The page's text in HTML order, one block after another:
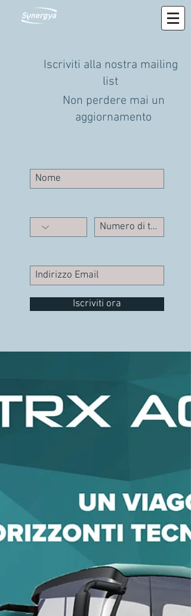
Iscriviti alla nostra mailing
list
Non perdere mai un
aggiornamento
Iscriviti ora